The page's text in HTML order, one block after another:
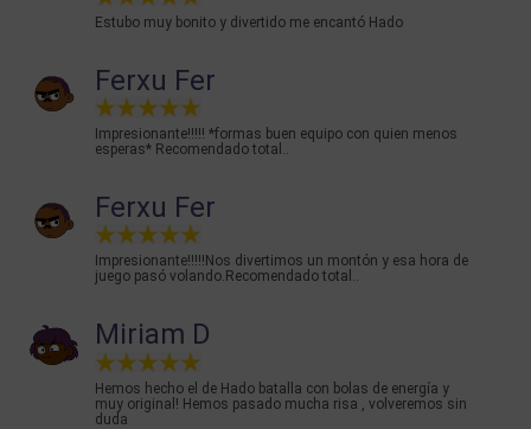
Estubo muy bonito y divertido me encantó Hado
Ferxu Fer
Impresionante!!!!! *formas buen equipo con quien menos
esperas* Recomendado total..
Ferxu Fer
Impresionante!!!!!Nos divertimos un montón y esa hora de
juego pasó volando.Recomendado total..
Miriam D
Hemos hecho el de Hado batalla con bolas de energía y
muy original! Hemos pasado mucha risa , volveremos sin
duda